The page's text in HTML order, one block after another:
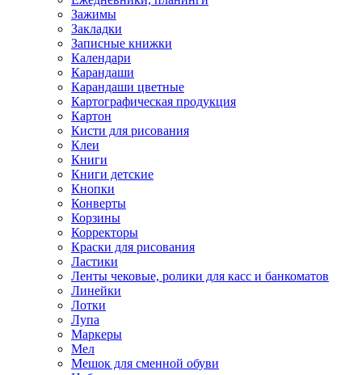
Зажимы
Закладки
Записные книжки
Календари
Карандаши
Карандаши цветные
Картографическая продукция
Картон
Кисти для рисования
Клеи
Книги
Книги детские
Кнопки
Конверты
Корзины
Корректоры
Краски для рисования
Ластики
Ленты чековые, ролики для касс и банкоматов
Линейки
Лотки
Лупа
Маркеры
Мел
Мешок для сменной обуви